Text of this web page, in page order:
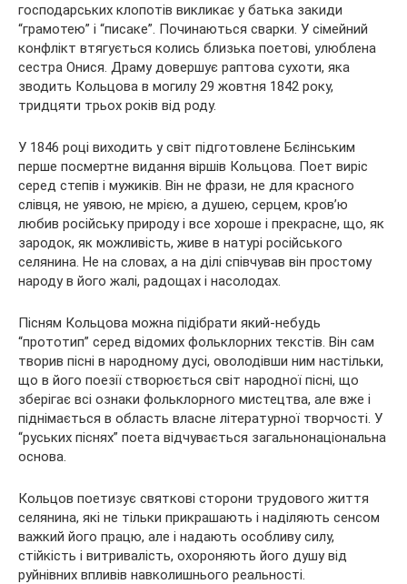
господарських клопотів викликає у батька закиди
“грамотею” і “писаке”. Починаються сварки. У сімейний
конфлікт втягується колись близька поетові, улюблена
сестра Онися. Драму довершує раптова сухоти, яка
зводить Кольцова в могилу 29 жовтня 1842 року,
тридцяти трьох років від роду.
У 1846 році виходить у світ підготовлене Бєлінським
перше посмертне видання віршів Кольцова. Поет виріс
серед степів і мужиків. Він не фрази, не для красного
слівця, не уявою, не мрією, а душею, серцем, кров’ю
любив російську природу і все хороше і прекрасне, що, як
зародок, як можливість, живе в натурі російського
селянина. Не на словах, а на ділі співчував він простому
народу в його жалі, радощах і насолодах.
Пісням Кольцова можна підібрати який-небудь
“прототип” серед відомих фольклорних текстів. Він сам
творив пісні в народному дусі, оволодівши ним настільки,
що в його поезії створюється світ народної пісні, що
зберігає всі ознаки фольклорного мистецтва, але вже і
піднімається в область власне літературної творчості. У
“руських піснях” поета відчувається загальнонаціональна
основа.
Кольцов поетизує святкові сторони трудового життя
селянина, які не тільки прикрашають і наділяють сенсом
важкий його працю, але і надають особливу силу,
стійкість і витривалість, охороняють його душу від
руйнівних впливів навколишнього реальності.